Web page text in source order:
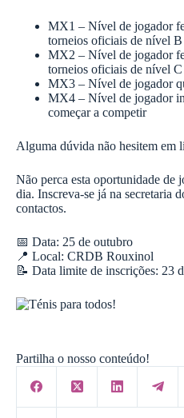
⁠MX1 – Nível de jogador
torneios oficiais de nível B
⁠MX2 – Nível de jogador
torneios oficiais de nível C
⁠MX3 – Nível de jogador
⁠MX4 – Nível de jogador
começar a competir
Alguma dúvida não hesitem em
Não perca esta oportunidade de
dia. Inscreva-se já na secretaria
contactos.
📅 Data: 25 de outubro
📍 Local: CRDB Rouxinol
📝 Data limite de inscrições: 23
Partilha o nosso conteúdo!